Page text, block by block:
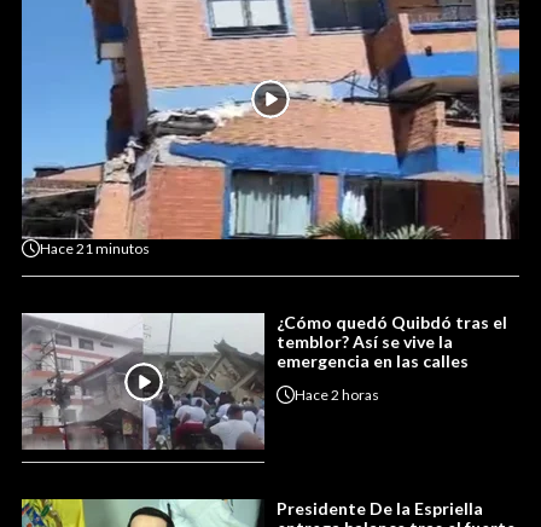
Hace21 minutos
¿Cómo quedó Quibdó tras el
temblor? Así se vive la
emergencia en las calles
Hace2 horas
Presidente De la Espriella